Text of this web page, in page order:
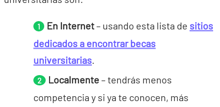
En Internet– usando esta lista de sitios
dedicados a encontrar becas
universitarias
Localmente– tendrás menos
competencia y si ya te conocen, más